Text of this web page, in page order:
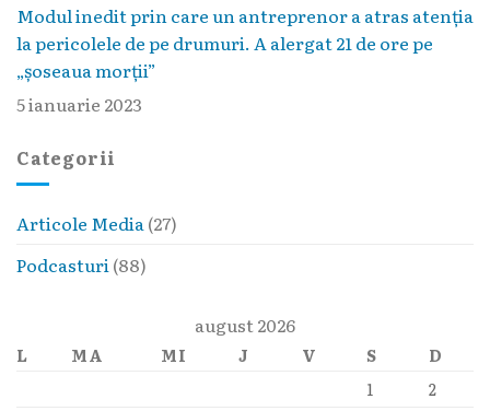
Modul inedit prin care un antreprenor a atras atenția
la pericolele de pe drumuri. A alergat 21 de ore pe
„șoseaua morții”
5 ianuarie 2023
Categorii
Articole Media(27)
Podcasturi(88)
august 2026
L MA MI J V S
D
1
2